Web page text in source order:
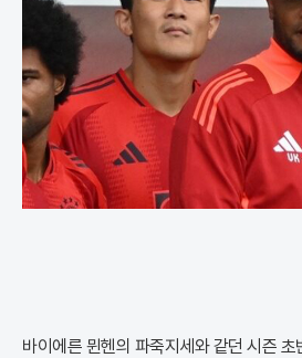
바이에른 뮌헨의 파죽지세와 같던 시즌